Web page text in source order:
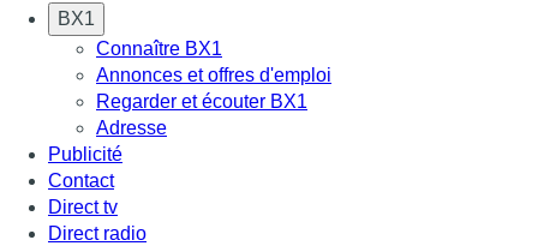
BX1
Connaître BX1
Annonces et offres d'emploi
Regarder et écouter BX1
Adresse
Publicité
Contact
Direct tv
Direct radio